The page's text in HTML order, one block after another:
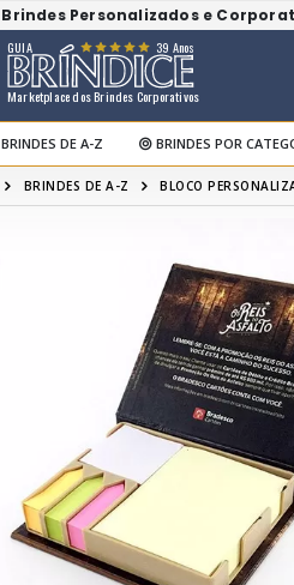
Brindes Personalizados e
Marketplace dos Brindes Corporativos
GUIA 39 Anos
BRINDES DE A-Z BRINDES POR
BRINDES DE A-Z BLOCO